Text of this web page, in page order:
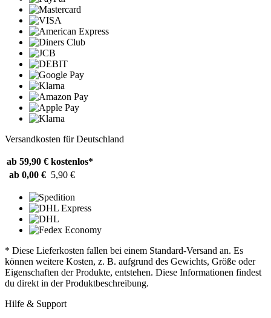
Versandkosten für Deutschland
ab 59,90 € kostenlos*
ab 0,00 € 5,90 €
* Diese Lieferkosten fallen bei einem Standard-Versand an. Es
können weitere Kosten, z. B. aufgrund des Gewichts, Größe oder
Eigenschaften der Produkte, entstehen. Diese Informationen findest
du direkt in der Produktbeschreibung.
Hilfe & Support